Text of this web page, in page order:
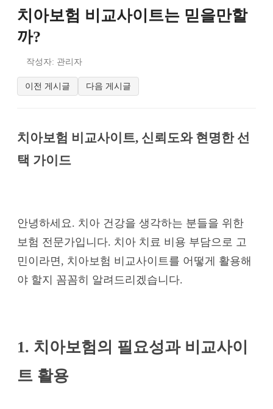
치아보험 비교사이트는 믿을만할
까?
작성자: 관리자
이전 게시글 다음 게시글
치아보험 비교사이트, 신뢰도와 현명한 선
택 가이드
안녕하세요. 치아 건강을 생각하는 분들을 위한
보험 전문가입니다. 치아 치료 비용 부담으로 고
민이라면, 치아보험 비교사이트를 어떻게 활용해
야 할지 꼼꼼히 알려드리겠습니다.
1. 치아보험의 필요성과 비교사이
트 활용